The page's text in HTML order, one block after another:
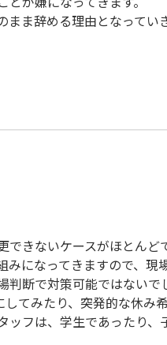
ま辞める理由となってい
きないケースがほとんど
になってきますので、現
判断で対策可能ではないで
てみたり、突発的な休
ッフは、学生であったり